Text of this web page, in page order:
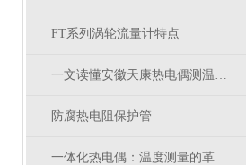
FT系列涡轮流量计特点
一文读懂安徽天康热电偶测温原理，热电效应通俗讲解
防腐热电阻保护管
一体化热电偶：温度测量的革新桥梁